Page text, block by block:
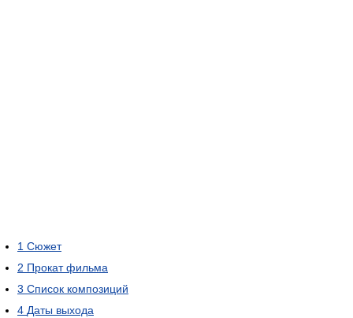
1 Сюжет
2 Прокат фильма
3 Список композиций
4 Даты выхода